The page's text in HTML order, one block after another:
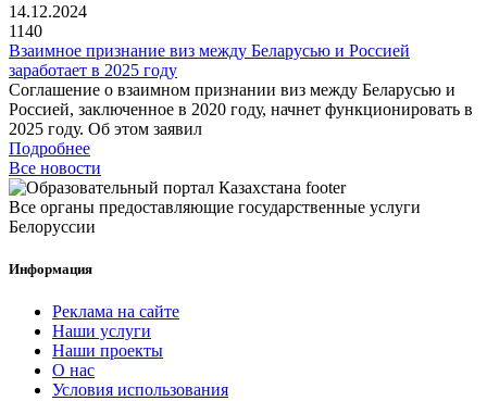
14.12.2024
1140
Взаимное признание виз между Беларусью и Россией
заработает в 2025 году
Соглашение о взаимном признании виз между Беларусью и
Россией, заключенное в 2020 году, начнет функционировать в
2025 году. Об этом заявил
Подробнее
Все новости
Все органы предоставляющие государственные услуги
Белоруссии
Информация
Реклама на сайте
Наши услуги
Наши проекты
О нас
Условия использования